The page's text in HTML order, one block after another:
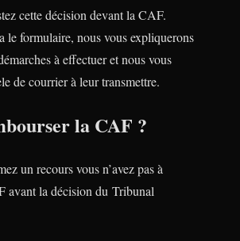
cette décision devant la CAF.
le formulaire, nous vous expliquerons
à effectuer et nous vous
de courrier à leur transmettre.
la CAF ?
un recours vous n’avez pas à
avant la décision du Tribunal